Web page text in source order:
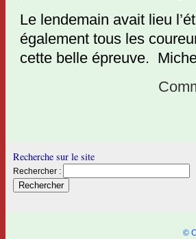
Le lendemain avait lieu
également tous les
cette belle épreuve.
Recherche sur le site
Rechercher :
©